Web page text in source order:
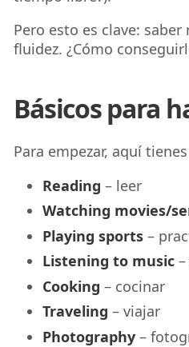
Pero esto es clave:
fluidez. ¿Cómo
Básicos para
Para empezar, aquí
Reading – leer
Watching movies/
Playing sports–
Listening to music–
Cooking – cocinar
Traveling – viajar
Photography–